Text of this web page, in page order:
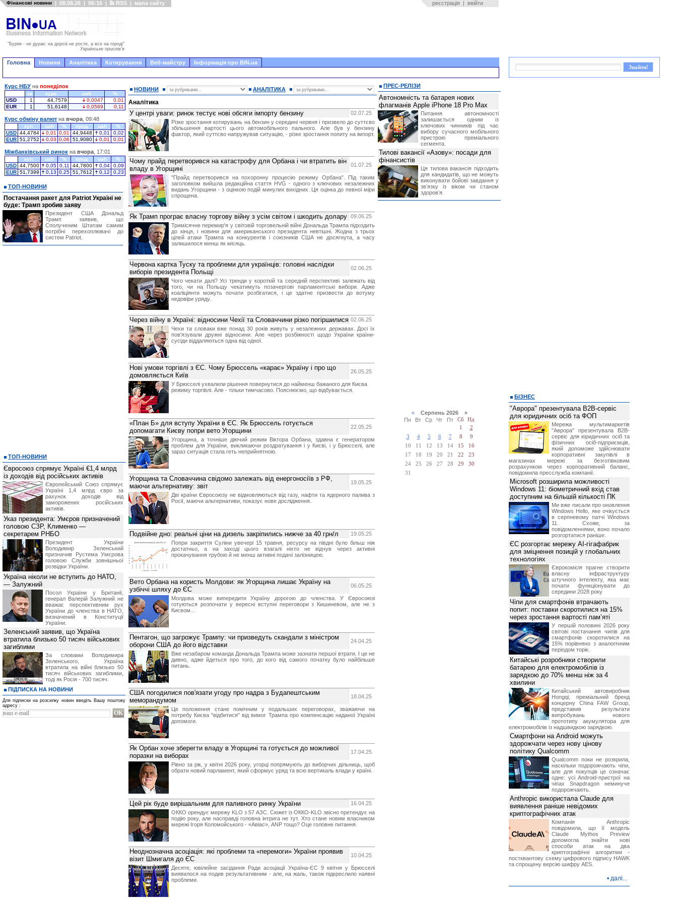
Фінансові новини | 08.08.26 | 06:16 | RSS | мапа сайту реєстрація | ввійти
"Буряк - не дурак: на дорозі не росте, а все на городі"
Українське прислів'я
Головна Новини Аналітика Котирування Веб-майстру Інформація про BIN.ua
НОВИНИ АНАЛІТИКА
Аналітика
У центрі уваги: ринок тестує нові обсяги імпорту бензину
02.07.25
Різке зростання котирувань на бензин у середині червня і призвело до суттєво
збільшення вартості цього автомобільного пального. Але був у бензину
фактор, який суттєво напружував ситуацію, - різке зростання попиту на імпорт.
Чому прайд перетворився на катастрофу для Орбана і чи втратить він
владу в Угорщині
01.07.25
"Прайд перетворився на похоронну процесію режиму Орбана". Під таким
заголовком вийшла редакційна стаття HVG - одного з ключових незалежних
видань Угорщини - з оцінкою подій минулих вихідних. Ця оцінка до певної міри
спрощена.
Як Трамп програє власну торгову війну з усім світом і шкодить долару 09.06.25
Тримісячне перемир'я у світовій торговельній війні Дональда Трампа підходить
до кінця, і новини для американського президента невтішні. Жодна з трьох
цілей атаки Трампа на конкурентів і союзників США не досягнута, а часу
залишилося менш як місяць.
Червона картка Туску та проблеми для українців: головні наслідки
виборів президента Польщі
02.06.25
Чого чекати далі? Усі тренди у короткій та середній перспективі залежать від
того, чи на Польщу чекатимуть позачергові парламентські вибори. Адже
коаліціянти можуть почати розбігатися, і це здатне призвести до вотуму
недовіри уряду.
Через війну в Україні: відносини Чехії та Словаччини різко погіршилися 02.06.25
Чехи та словаки вже понад 30 років живуть у незалежних державах. Досі їх
пов'язували дружні відносини. Але через розбіжності щодо України країни-
сусіди віддаляються одна від одної.
Нові умови торгівлі з ЄС. Чому Брюссель «карає» Україну і про що
домовляється Київ
26.05.25
У Брюсселі ухвалили рішення повернутися до найменш бажаного для Києва
режиму торгівлі. Але - тільки тимчасово. Пояснюємо, що відбувається.
«План Б» для вступу України в ЄС. Як Брюссель готується
допомагати Києву попри вето Угорщини
22.05.25
Угорщина, а точніше діючий режим Віктора Орбана, здавна є генератором
проблем для України, викликаючи роздратування і у Києві, і у Брюсселі, але
зараз ситуація стала геть неприйнятною.
Угорщина та Словаччина свідомо залежать від енергоносіїв з РФ,
маючи альтернативу: звіт
19.05.25
Дві країни Євросоюзу не відмовляються від газу, нафти та ядерного палива з
Росії, маючи альтернативи, показує нове дослідження.
Подвійне дно: реальні ціни на дизель закріпились нижче за 40 грн/л
19.05.25
Попри закриття Суліни увечері 15 травня, ресурсу на півдні було більш ніж
достатньо, а на заході цього взагалі ніхто не відчув через активні
прокачування трубою й не менш активні подачі залізницею.
Вето Орбана на користь Молдови: як Угорщина лишає Україну на
узбіччі шляху до ЄС
06.05.25
Молдова може випередити Україну дорогою до членства. У Євросоюзі
готуються розпочати у вересні вступні переговори з Кишиневом, але не з
Києвом...
Пентагон, що загрожує Трампу: чи призведуть скандали з міністром
оборони США до його відставки
24.04.25
Вже незабаром команда Дональда Трампа може зазнати першої втрати. І це не
дивно, адже йдеться про того, до кого від самого початку було найбільше
питань.
США погодилися пов'язати угоду про надра з Будапештським
меморандумом
18.04.25
Це положення стане помічним у подальших переговорах, зважаючи на
потребу Києва "відбитися" від вимог Трампа про компенсацію наданої Україні
допомоги.
Як Орбан хоче зберегти владу в Угорщині та готується до можливої
поразки на виборах
17.04.25
Рівно за рік, у квітні 2026 року, угорці попрямують до виборчих дільниць, щоб
обрати новий парламент, який сформує уряд та всю вертикаль влади у країні.
Цей рік буде вирішальним для паливного ринку України
16.04.25
ОККО орендує мережу KLO з 57 АЗС. Сюжет із ОККО-KLO звісно претендує на
подію року, але насправді головна інтрига не тут. Хто стане новим власником
мережі Ігоря Коломойського - «Авіас», ANP тощо? Оце головне питання.
Неоднозначна асоціація: які проблеми та «перемоги» України проявив
візит Шмигаля до ЄС
10.04.25
Десяте, ювілейне засідання Ради асоціації Україна-ЄС 9 квітня у Брюсселі
виявилося на подив результативним - але, на жаль, також підкреслило наявні
проблеми.
Курс НБУ на понеділок
за курс uah
%
USD
1 44,7579 0,0047
0,01
EUR
1 51,6148 0,0569 0,11
Курс обміну валют на вчора , 09:48
куп. uah % прод. uah
%
USD 44,4784 0,01 0,01 44,9448 0,01
0,02
EUR 51,2752 0,03 0,06 51,9080 0,01 0,01
Міжбанківський ринок на вчора , 17:01
куп. uah % прод. uah
%
USD 44,7500 0,05 0,11 44,7800 0,04
0,09
EUR 51,7399 0,13 0,25 51,7612 0,12 0,23
ТОП-НОВИНИ
Постачання ракет для Patriot Україні не
буде: Трамп зробив заяву
Президент США Дональд
Трамп заявив, що
Сполученим Штатам самим
потрібні перехоплювачі до
систем Patriot.
ТОП-НОВИНИ
Євросоюз спрямує Україні €1,4 млрд
із доходів від російських активів
Європейський Союз спрямує
Україні 1,4 млрд євро за
рахунок доходів від
заморожених російських
активів.
Указ президента: Умєров призначений
головою СЗР, Клименко —
секретарем РНБО
Президент України
Володимир Зеленський
призначив Pустема Умєрова
головою Служби зовнішньої
розвідки України.
Україна ніколи не вступить до НАТО,
— Залужний
Посол України у Британії,
генерал Валерій Залужний не
вважає перспективним рух
України до членства в НАТО,
визначений в Конституції
України.
Зеленський заявив, що Україна
втратила близько 50 тисяч військових
загиблими
За словами Володимира
Зеленського, Україна
втратила на війні близько 50
тисяч військових загиблими,
тоді як Росія - 700 тисяч.
ПІДПИСКА НА НОВИНИ
Для підписки на розсилку новин введіть Вашу поштову
адресу :
ПРЕС-РЕЛІЗИ
Автономність та батарея нових
флагманів Apple iPhone 18 Pro Max
Питання автономності
залишається одним із
ключових чинників під час
вибору сучасного мобільного
пристрою преміального
сегмента.
Тилові вакансії «Азову»: посади для
фінансистів
Ця тилова вакансія підходить
для кандидатів, що не можуть
виконувати бойові завдання у
звʼязку із віком чи станом
здоровʼя.
«Серпень 2026 »
Пн
Вт Ср Чт Пт Сб
Нд
1
2
3
4 5 6 7 8
9
10
11 12 13 14 15
16
17
18 19 20 21 22
23
24
25 26 27 28 29
30
31
БІЗНЕС
"Аврора" презентувала B2B-сервіс
для юридичних осіб та ФОП
Мережа мультимаркетів
"Аврора" презентувала B2B-
сервіс для юридичних осіб та
фізичних осіб-підприємців,
який допоможе здійснювати
корпоративні закупівлі в
магазинах мережі за безготівковим
розрахунком через корпоративний баланс,
повідомила пресслужба компанії.
Microsoft розширила можливості
Windows 11: біометричний вхід став
доступним на більшій кількості ПК
Ми вже писали про оновлення
Windows Hello, яке очікується
в серпневому патчі Windows
11. Схоже, за
повідомленнями, воно почало
розгортатися раніше.
ЄС розгортає мережу AI-гігафабрик
для зміцнення позицій у глобальних
технологіях
Єврокомісія прагне створити
власну інфраструктуру
штучного інтелекту, яка має
почати функціонувати до
середини 2028 року
Чіпи для смартфонів втрачають
попит: поставки скоротилися на 15%
через зростання вартості пам’яті
У першій половині 2026 року
світові постачання чипів для
смартфонів скоротилися на
15% порівняно з аналогічним
періодом торік.
Китайські розробники створили
батарею для електромобілів із
зарядкою до 70% менш ніж за 4
хвилини
Китайський автовиробник
Hongqi, преміальний бренд
концерну China FAW Group,
представив результати
випробувань нового
прототипу акумулятора для
електромобілів із надшвидкою зарядкою.
Смартфони на Android можуть
здорожчати через нову цінову
політику Qualcomm
Qualcomm поки не розкрила,
наскільки подорожчають чіпи,
але для покупців це означає
одне: усі Android-пристрої на
чіпах Snapdragon неминуче
подорожчають.
Anthropic використала Claude для
виявлення раніше невідомих
криптографічних атак
Компанія Anthropic
повідомила, що її модель
Claude Mythos Preview
допомогла знайти нові
способи атак на два
криптографічні алгоритми -
постквантову схему цифрового підпису HAWK
та спрощену версію шифру AES.
• далі...